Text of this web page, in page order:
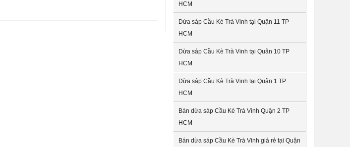
HCM
Dừa sáp Cầu Kè Trà Vinh tại Quận 11 TP
HCM
Dừa sáp Cầu Kè Trà Vinh tại Quận 10 TP
HCM
Dừa sáp Cầu Kè Trà Vinh tại Quận 1 TP
HCM
Bán dừa sáp Cầu Kè Trà Vinh Quận 2 TP
HCM
Bán dừa sáp Cầu Kè Trà Vinh giá rẻ tại Quận